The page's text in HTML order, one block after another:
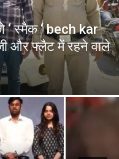
स्मैक ‘ bech kar
और फ्लैट में रहने वाले